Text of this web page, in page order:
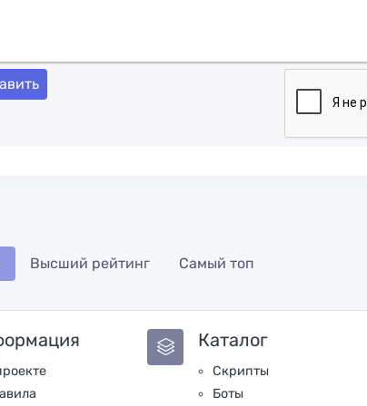
Высший рейтинг Самый топ
Каталог
Скрипты
Боты